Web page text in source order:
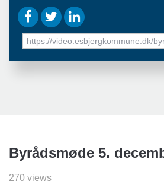
URL
to
Byrådsmøde 5.
270 views